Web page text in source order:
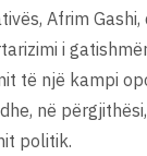
Afrim
i
të një kampi
në
politik.